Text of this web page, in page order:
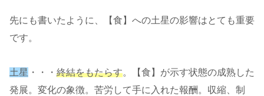
先にも書いたように、【食】への土星の影響はとても重要
です。
土星 ・・・ 終結をもたらす。【食】が示す状態の成熟した
発展。変化の象徴。苦労して手に入れた報酬。収縮、制